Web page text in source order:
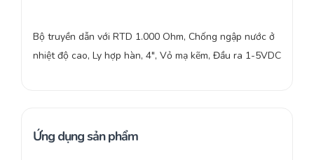
Bộ truyền dẫn với RTD 1.000 Ohm, Chống ngập nước ở
nhiệt độ cao, Ly hợp hàn, 4″, Vỏ mạ kẽm, Đầu ra 1-5VDC
Ứng dụng sản phẩm